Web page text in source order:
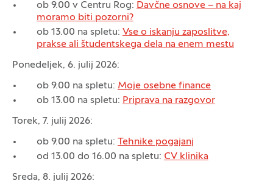
ob 9.00 v Centru Rog: Davčne osnove – na kaj
moramo biti pozorni?
ob 13.00 na spletu: Vse o iskanju zaposlitve,
prakse ali študentskega dela na enem mestu
Ponedeljek, 6. julij 2026:
ob 9.00 na spletu: Moje osebne finance
ob 13.00 na spletu: Priprava na razgovor
Torek, 7. julij 2026:
ob 9.00 na spletu: Tehnike pogajanj
od 13.00 do 16.00 na spletu: CV klinika
Sreda, 8. julij 2026: